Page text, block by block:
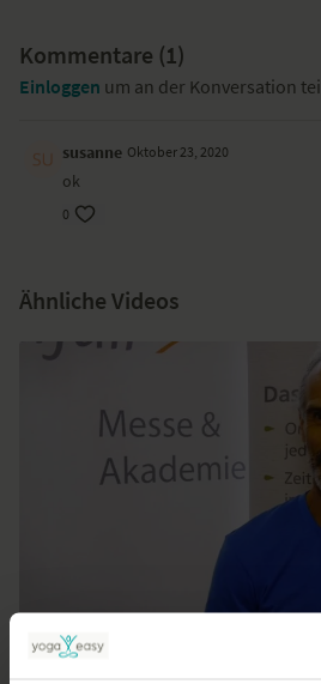
Kommentare (1)
Einloggen um an der Konversation
susanne Oktober 23, 2020
ok
0
Ähnliche Videos
yogafair 2013: Interview mit Simon